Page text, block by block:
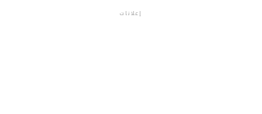
إعلانات